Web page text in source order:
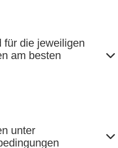
für die jeweiligen
am besten
unter